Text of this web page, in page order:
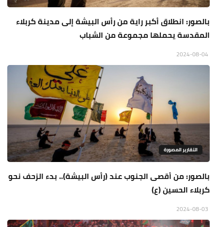
بالصور: انطلاق أكبر راية من رأس البيشة إلى مدينة كربلاء
المقدسة يحملها مجموعة من الشباب
التقارير المصورة
بالصور: من أقصى الجنوب عند (رأس البيشة).. بدء الزحف نحو
كربلاء الحسين (ع)